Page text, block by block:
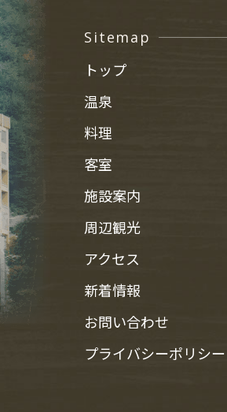
Sitemap
トップ
温泉
料理
客室
施設案内
周辺観光
アクセス
新着情報
お問い合わせ
プライバシーポリシー